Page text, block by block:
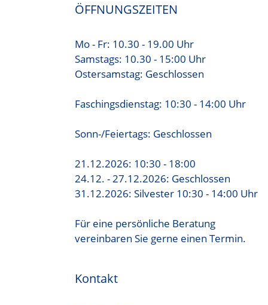
ÖFFNUNGSZEITEN
Mo - Fr: 10.30 - 19.00 Uhr
Samstags: 10.30 - 15:00 Uhr
Ostersamstag: Geschlossen
Faschingsdienstag: 10:30 - 14:00 Uhr
Sonn-/Feiertags: Geschlossen
21.12.2026: 10:30 - 18:00
24.12. - 27.12.2026: Geschlossen
31.12.2026: Silvester 10:30 - 14:00 Uhr
Für eine persönliche Beratung
vereinbaren Sie gerne einen Termin.
Kontakt